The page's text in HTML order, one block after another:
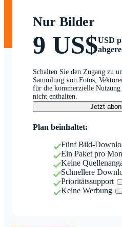
Nur Bilder
9 US$USD
Schalten Sie den Zugang zu
Sammlung von Fotos,
für die kommerzielle
nicht enthalten.
Jetzt
Plan beinhaltet:
Fünf Bild-
Ein Paket pro
Keine
Schnellere
Prioritätssupport
Keine Werbung